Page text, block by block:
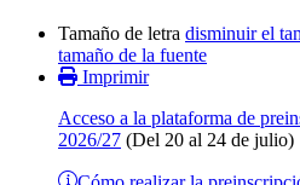
Tamaño de letra disminuir el
tamaño de la fuente
Imprimir
Acceso a la plataforma de
2026/27 (Del 20 al 24 de julio)